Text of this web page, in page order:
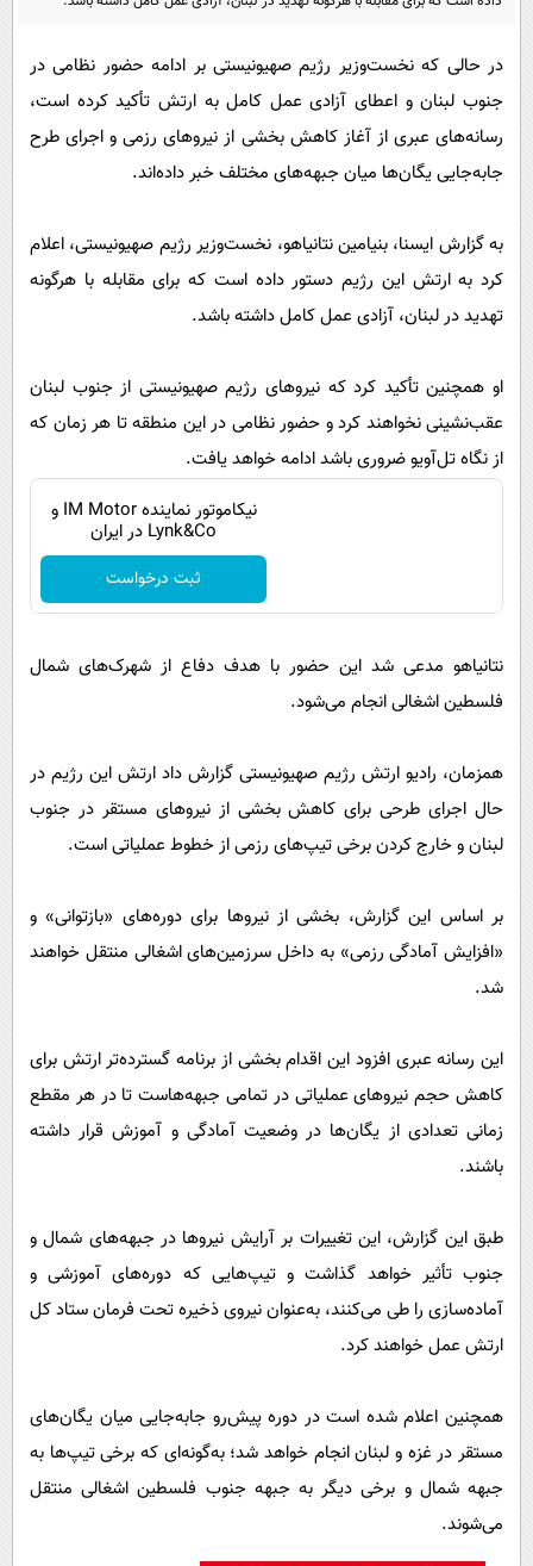
سرگرمی
گوناگون
حوادث
محیط زیست
فرهنگی
بین الملل
سیاست خارجی
پیامک
آشپزی
دانلود
در حالی که نخست‌وزیر رژیم صهیونیستی بر ادامه حضور نظامی در
جنوب لبنان و اعطای آزادی عمل کامل به ارتش تأکید کرده است،
رسانه‌های عبری از آغاز کاهش بخشی از نیروهای رزمی و اجرای طرح
جابه‌جایی یگان‌ها میان جبهه‌های مختلف خبر داده‌اند.
به گزارش ایسنا، بنیامین نتانیاهو، نخست‌وزیر رژیم صهیونیستی، اعلام
کرد به ارتش این رژیم دستور داده است که برای مقابله با هرگونه
تهدید در لبنان، آزادی عمل کامل داشته باشد.
او همچنین تأکید کرد که نیروهای رژیم صهیونیستی از جنوب لبنان
عقب‌نشینی نخواهند کرد و حضور نظامی در این منطقه تا هر زمان که
از نگاه تل‌آویو ضروری باشد ادامه خواهد یافت.
نیکاموتور نماینده IM Motor و
Lynk&Co در ایران
ثبت درخواست
نتانیاهو مدعی شد این حضور با هدف دفاع از شهرک‌های شمال
فلسطین اشغالی انجام می‌شود.
همزمان، رادیو ارتش رژیم صهیونیستی گزارش داد ارتش این رژیم در
حال اجرای طرحی برای کاهش بخشی از نیروهای مستقر در جنوب
لبنان و خارج کردن برخی تیپ‌های رزمی از خطوط عملیاتی است.
بر اساس این گزارش، بخشی از نیروها برای دوره‌های «بازتوانی» و
«افزایش آمادگی رزمی» به داخل سرزمین‌های اشغالی منتقل خواهند
شد.
این رسانه عبری افزود این اقدام بخشی از برنامه گسترده‌تر ارتش برای
کاهش حجم نیروهای عملیاتی در تمامی جبهه‌هاست تا در هر مقطع
زمانی تعدادی از یگان‌ها در وضعیت آمادگی و آموزش قرار داشته
باشند.
طبق این گزارش، این تغییرات بر آرایش نیروها در جبهه‌های شمال و
جنوب تأثیر خواهد گذاشت و تیپ‌هایی که دوره‌های آموزشی و
آماده‌سازی را طی می‌کنند، به‌عنوان نیروی ذخیره تحت فرمان ستاد کل
ارتش عمل خواهند کرد.
همچنین اعلام شده است در دوره پیش‌رو جابه‌جایی میان یگان‌های
مستقر در غزه و لبنان انجام خواهد شد؛ به‌گونه‌ای که برخی تیپ‌ها به
جبهه شمال و برخی دیگر به جبهه جنوب فلسطین اشغالی منتقل
می‌شوند.